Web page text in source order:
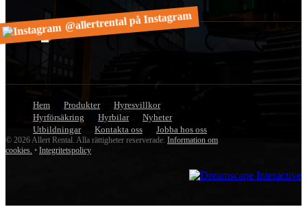
@allertrental på Instagram
Hem Produkter
Hyresvillkor
Hyrförsäkring
Hyrbilar
Nyheter
Utbildningar
Kontakta oss Jobba hos oss
© 2026 Allert Rental. Alla rättigheter reserverade. Information om
cookies. • Integritetspolicy